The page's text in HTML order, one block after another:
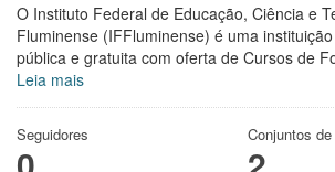
O Instituto Federal de Educação, Ciência e
Fluminense (IFFluminense) é uma
pública e gratuita com oferta de Cursos de
Leia mais
Seguidores Conjuntos